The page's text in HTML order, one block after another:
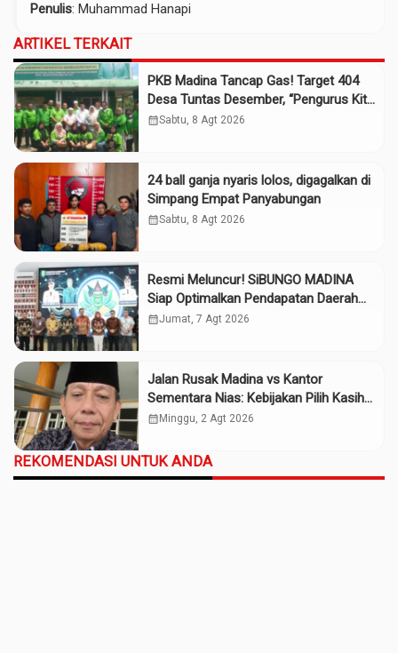
Penulis: Muhammad Hanapi
ARTIKEL TERKAIT
PKB Madina Tancap Gas! Target 404
Desa Tuntas Desember, “Pengurus Kita
Adalah Tokoh”
calendar_monthSabtu, 8 Agt 2026
24 ball ganja nyaris lolos, digagalkan di
Simpang Empat Panyabungan
calendar_monthSabtu, 8 Agt 2026
Resmi Meluncur! SiBUNGO MADINA
Siap Optimalkan Pendapatan Daerah
Madina
calendar_monthJumat, 7 Agt 2026
Jalan Rusak Madina vs Kantor
Sementara Nias: Kebijakan Pilih Kasih
Gubsu
calendar_month Minggu, 2 Agt 2026
REKOMENDASI UNTUK ANDA